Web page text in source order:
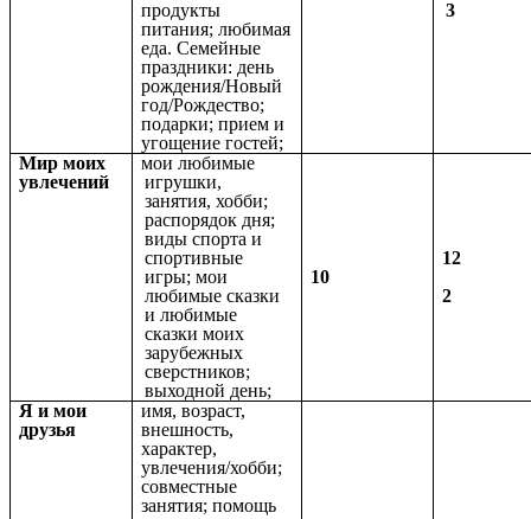
продукты
питания; любимая
еда. Семейные
праздники: день
рождения/Новый
год/Рождество;
подарки; прием и
угощение гостей;
3
Мир моих
увлечений
мои любимые
игрушки,
занятия, хобби;
распорядок дня;
виды спорта и
спортивные
игры; мои
любимые сказки
и любимые
сказки моих
зарубежных
сверстников;
выходной день;
10
12
2
Я и мои
друзья
имя, возраст,
внешность,
характер,
увлечения/хобби;
совместные
занятия; помощь